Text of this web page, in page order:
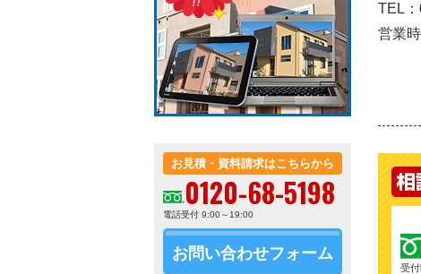
TEL
営業
受
お見積・資料請求はこちらから
0120-68-5198
電話受付 9:00～19:00
お問い合わせフォーム